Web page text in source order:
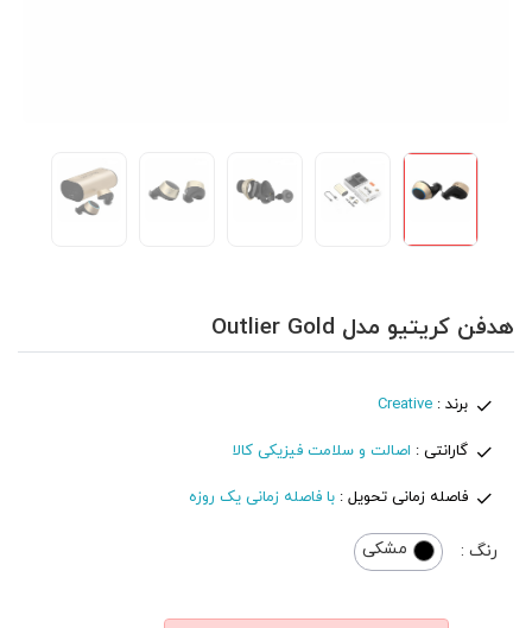
هدفن کریتیو مدل Outlier Gold
برند :Creative
گارانتی : اصالت و سلامت فیزیکی کالا
فاصله زمانی تحویل : با فاصله زمانی یک روزه
رنگ : مشکی